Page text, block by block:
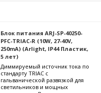
Блок питания ARJ-SP-40250-
PFC-TRIAC-R (10W, 27-40V,
250mA) (Arlight, IP44 Пластик,
5 лет)
Диммируемый источник тока по
стандарту TRIAC с
гальванической развязкой для
светильников и мощных